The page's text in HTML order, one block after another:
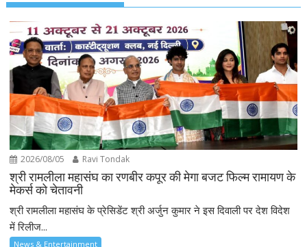
2026/08/05 Ravi Tondak
श्री रामलीला महासंघ का रणबीर कपूर की मेगा बजट फिल्म रामायण के
मेकर्स को चेतावनी
श्री रामलीला महासंघ के प्रेसिडेंट श्री अर्जुन कुमार ने इस दिवाली पर देश विदेश
में रिलीज...
News & Entertainment